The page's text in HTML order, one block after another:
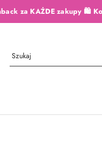
za KAŻDE zakupy 🛍️